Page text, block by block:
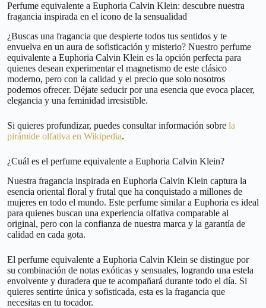
Perfume equivalente a Euphoria Calvin Klein: descubre nuestra
fragancia inspirada en el icono de la sensualidad
¿Buscas una fragancia que despierte todos tus sentidos y te
envuelva en un aura de sofisticación y misterio? Nuestro perfume
equivalente a Euphoria Calvin Klein es la opción perfecta para
quienes desean experimentar el magnetismo de este clásico
moderno, pero con la calidad y el precio que solo nosotros
podemos ofrecer. Déjate seducir por una esencia que evoca placer,
elegancia y una feminidad irresistible.
Si quieres profundizar, puedes consultar información sobre la
pirámide olfativa en Wikipedia.
¿Cuál es el perfume equivalente a Euphoria Calvin Klein?
Nuestra fragancia inspirada en Euphoria Calvin Klein captura la
esencia oriental floral y frutal que ha conquistado a millones de
mujeres en todo el mundo. Este perfume similar a Euphoria es ideal
para quienes buscan una experiencia olfativa comparable al
original, pero con la confianza de nuestra marca y la garantía de
calidad en cada gota.
El perfume equivalente a Euphoria Calvin Klein se distingue por
su combinación de notas exóticas y sensuales, logrando una estela
envolvente y duradera que te acompañará durante todo el día. Si
quieres sentirte única y sofisticada, esta es la fragancia que
necesitas en tu tocador.